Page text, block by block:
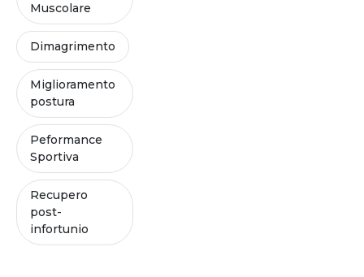
Muscolare
Dimagrimento
Miglioramento
postura
Peformance
Sportiva
Recupero
post-
infortunio